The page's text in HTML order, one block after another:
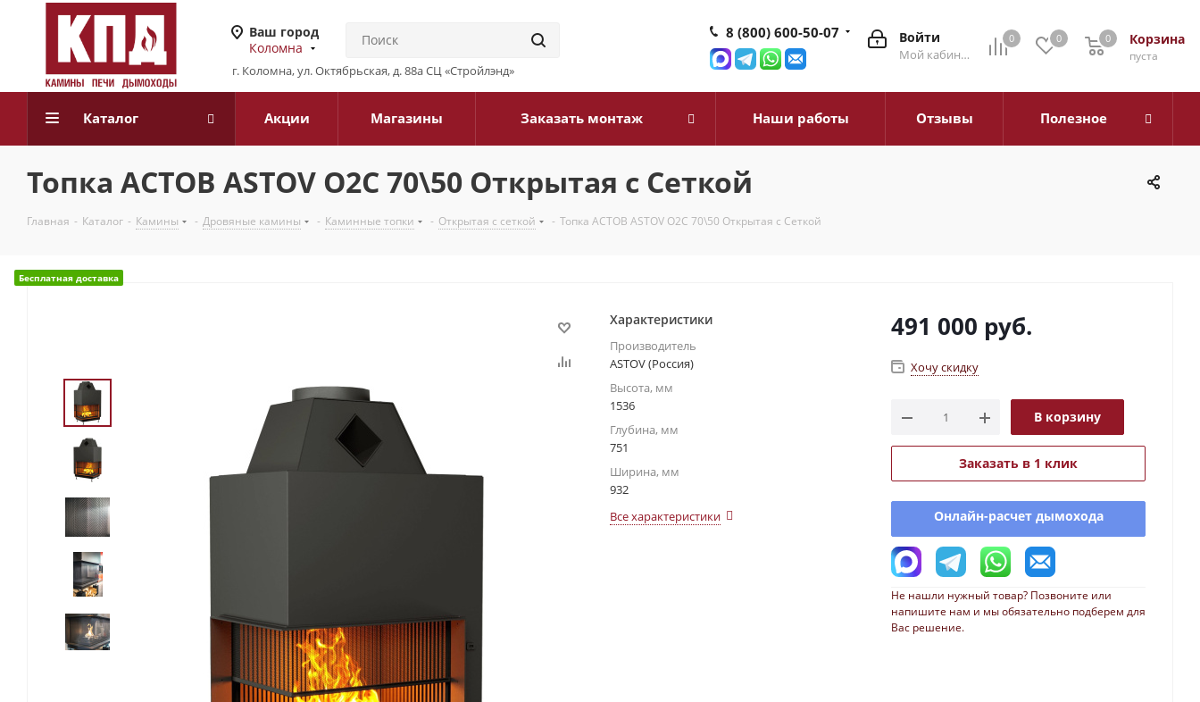
Ваш город
Коломна
г. Коломна, ул. Октябрьская, д. 88а СЦ «Стройлэнд»
0 0 Корзина
0
пуста
0
Войти
Мой кабинет
8 (800) 600-50-07
Каталог Акции Магазины Заказать монтаж Наши работы Отзывы Полезное
Топка АСТОВ ASTOV О2С 70\50 Открытая с Сеткой
Главная - Каталог - Камины - Дровяные камины - Каминные топки - Открытая с сеткой - Топка АСТОВ ASTOV О2С 70\50 Открытая с Сеткой
Бесплатная доставка
Характеристики
Производитель
ASTOV (Россия)
Высота, мм
1536
Глубина, мм
751
Ширина, мм
932
Все характеристики
491 000 руб.
Хочу скидку
В корзину
Заказать в 1 клик
Онлайн-расчет дымохода
Не нашли нужный товар? Позвоните или
напишите нам и мы обязательно подберем для
Вас решение.